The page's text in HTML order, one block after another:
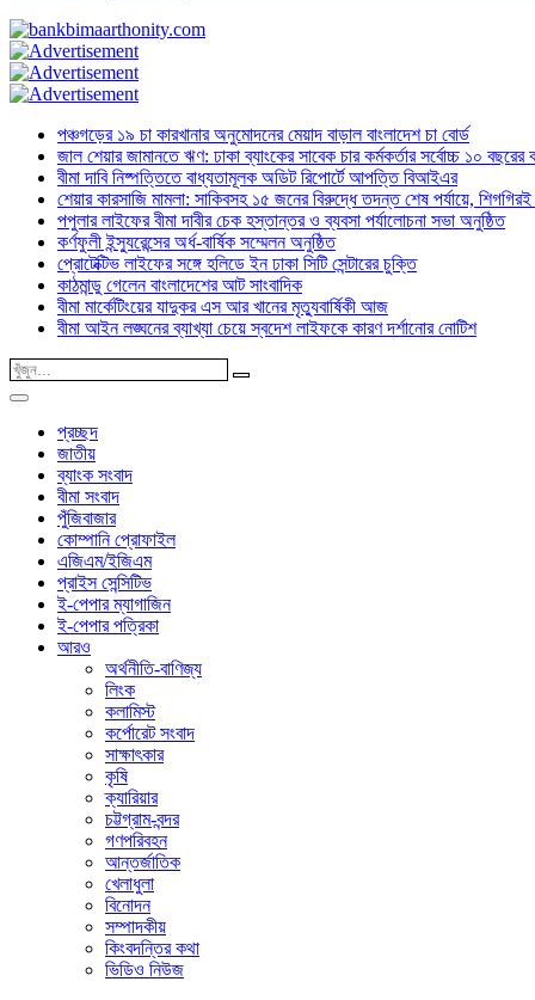
পঞ্চগড়ের ১৯ চা কারখানার অনুমোদনের মেয়াদ বাড়াল বাংলাদেশ চা বোর্ড
জাল শেয়ার জামানতে ঋণ: ঢাকা ব্যাংকের সাবেক চার কর্মকর্তার সর্বোচ্চ ১০ বছরের
বীমা দাবি নিষ্পত্তিতে বাধ্যতামূলক অডিট রিপোর্টে আপত্তি বিআইএর
শেয়ার কারসাজি মামলা: সাকিবসহ ১৫ জনের বিরুদ্ধে তদন্ত শেষ পর্যায়ে, শিগগিরই
পপুলার লাইফের বীমা দাবীর চেক হস্তান্তর ও ব্যবসা পর্যালোচনা সভা অনুষ্ঠিত
কর্ণফুলী ইন্স্যুরেন্সের অর্ধ-বার্ষিক সম্মেলন অনুষ্ঠিত
প্রোটেক্টিভ লাইফের সঙ্গে হলিডে ইন ঢাকা সিটি সেন্টারের চুক্তি
কাঠমান্ডু গেলেন বাংলাদেশের আট সাংবাদিক
বীমা মার্কেটিংয়ের যাদুকর এস আর খানের মৃত্যুবার্ষিকী আজ
বীমা আইন লঙ্ঘনের ব্যাখ্যা চেয়ে স্বদেশ লাইফকে কারণ দর্শানোর নোটিশ
প্রচ্ছদ
জাতীয়
ব্যাংক সংবাদ
বীমা সংবাদ
পুঁজিবাজার
কোম্পানি প্রোফাইল
এজিএম/ইজিএম
প্রাইস সেন্সিটিভ
ই-পেপার ম্যাগাজিন
ই-পেপার পত্রিকা
আরও
অর্থনীতি-বাণিজ্য
লিংক
কলামিস্ট
কর্পোরেট সংবাদ
সাক্ষাৎকার
কৃষি
ক্যারিয়ার
চট্টগ্রাম-বন্দর
গণপরিবহন
আন্তর্জাতিক
খেলাধুলা
বিনোদন
সম্পাদকীয়
কিংবদন্তির কথা
ভিডিও নিউজ